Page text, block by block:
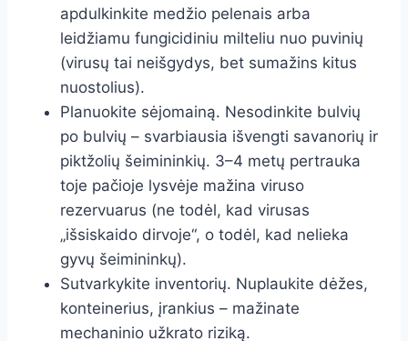
apdulkinkite medžio pelenais arba
leidžiamu fungicidiniu milteliu nuo puvinių
(virusų tai neišgydys, bet sumažins kitus
nuostolius).
Planuokite sėjomainą. Nesodinkite bulvių
po bulvių – svarbiausia išvengti savanorių ir
piktžolių šeimininkių. 3–4 metų pertrauka
toje pačioje lysvėje mažina viruso
rezervuarus (ne todėl, kad virusas
„išsiskaido dirvoje“, o todėl, kad nelieka
gyvų šeimininkų).
Sutvarkykite inventorių. Nuplaukite dėžes,
konteinerius, įrankius – mažinate
mechaninio užkrato riziką.